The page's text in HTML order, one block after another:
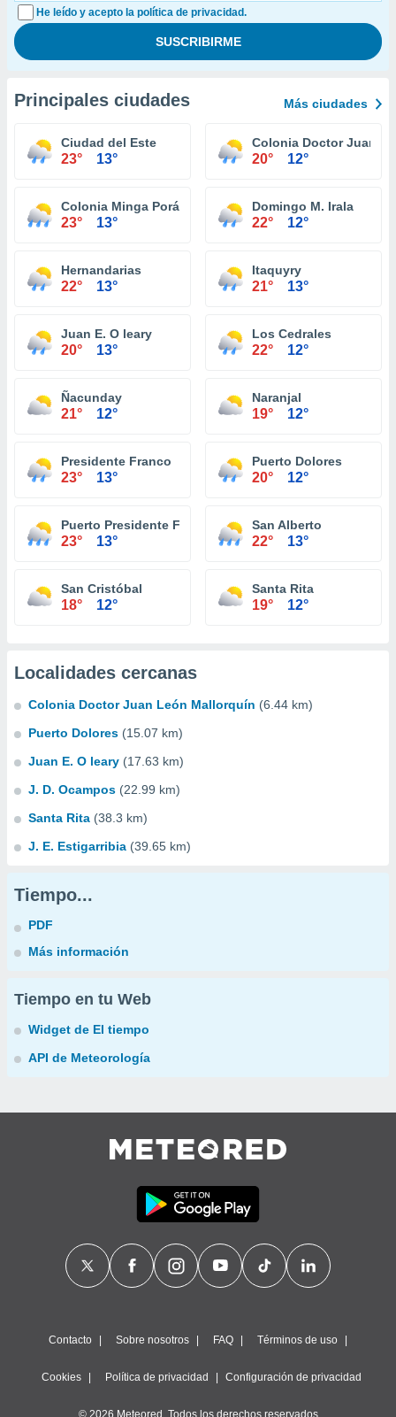
He leído y acepto la política de privacidad.
Principales ciudades Más ciudades
Ciudad del Este
23° 13°
Colonia Doctor Juan
20° 12°
Colonia Minga Porá
23° 13°
Domingo M. Irala
22° 12°
Hernandarias
22° 13°
Itaquyry
21° 13°
Juan E. O leary
20° 13°
Los Cedrales
22° 12°
Ñacunday
21° 12°
Naranjal
19° 12°
Presidente Franco
23° 13°
Puerto Dolores
20° 12°
Puerto Presidente Franco
23° 13°
San Alberto
22° 13°
San Cristóbal
18° 12°
Santa Rita
19° 12°
Localidades cercanas
Colonia Doctor Juan León Mallorquín (6.44 km)
Puerto Dolores (15.07 km)
Juan E. O leary (17.63 km)
J. D. Ocampos (22.99 km)
Santa Rita (38.3 km)
J. E. Estigarribia (39.65 km)
Tiempo...
PDF
Más información
Tiempo en tu Web
Widget de El tiempo
API de Meteorología
Contacto Sobre nosotros FAQ Términos de uso
Cookies Política de privacidad Configuración de privacidad
© 2026 Meteored. Todos los derechos reservados